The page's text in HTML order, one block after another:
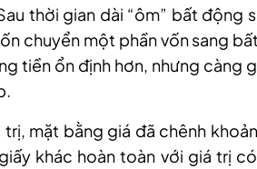
thời gian dài “ôm” bất động
chuyển một phần vốn sang
tiền ổn định hơn, nhưng càng
trị, mặt bằng giá đã chênh
khác hoàn toàn với giá trị